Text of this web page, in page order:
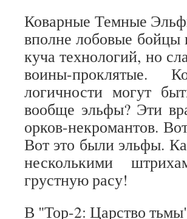
Коварные Темные
вполне лобовые
куча технологий, но
воины-проклятые.
логичности могут
вообще эльфы? Эти
орков-некромантов.
Вот это были эльфы.
несколькими
грустную расу!
В "Тор-2: Царство